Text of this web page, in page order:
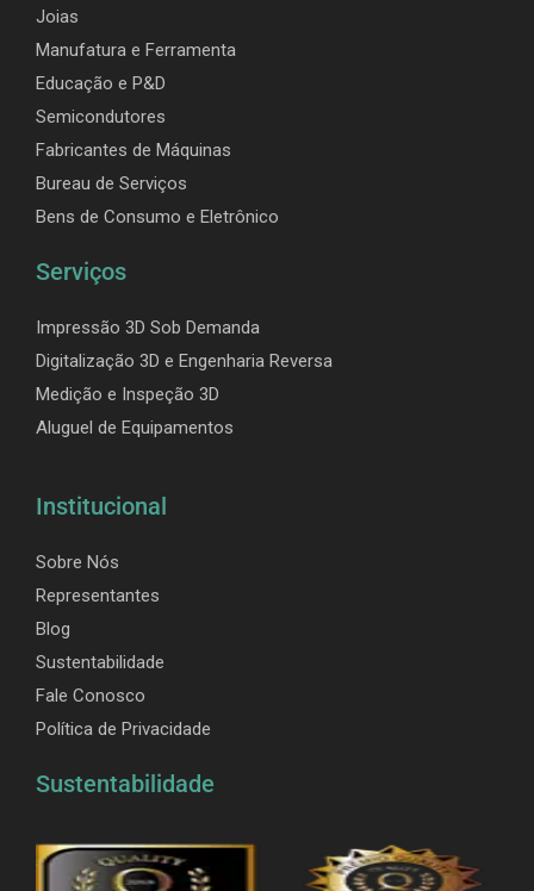
Joias
Manufatura e Ferramenta
Educação e P&D
Semicondutores
Fabricantes de Máquinas
Bureau de Serviços
Bens de Consumo e Eletrônico
Serviços
Impressão 3D Sob Demanda
Digitalização 3D e Engenharia Reversa
Medição e Inspeção 3D
Aluguel de Equipamentos
Institucional
Sobre Nós
Representantes
Blog
Sustentabilidade
Fale Conosco
Política de Privacidade
Sustentabilidade